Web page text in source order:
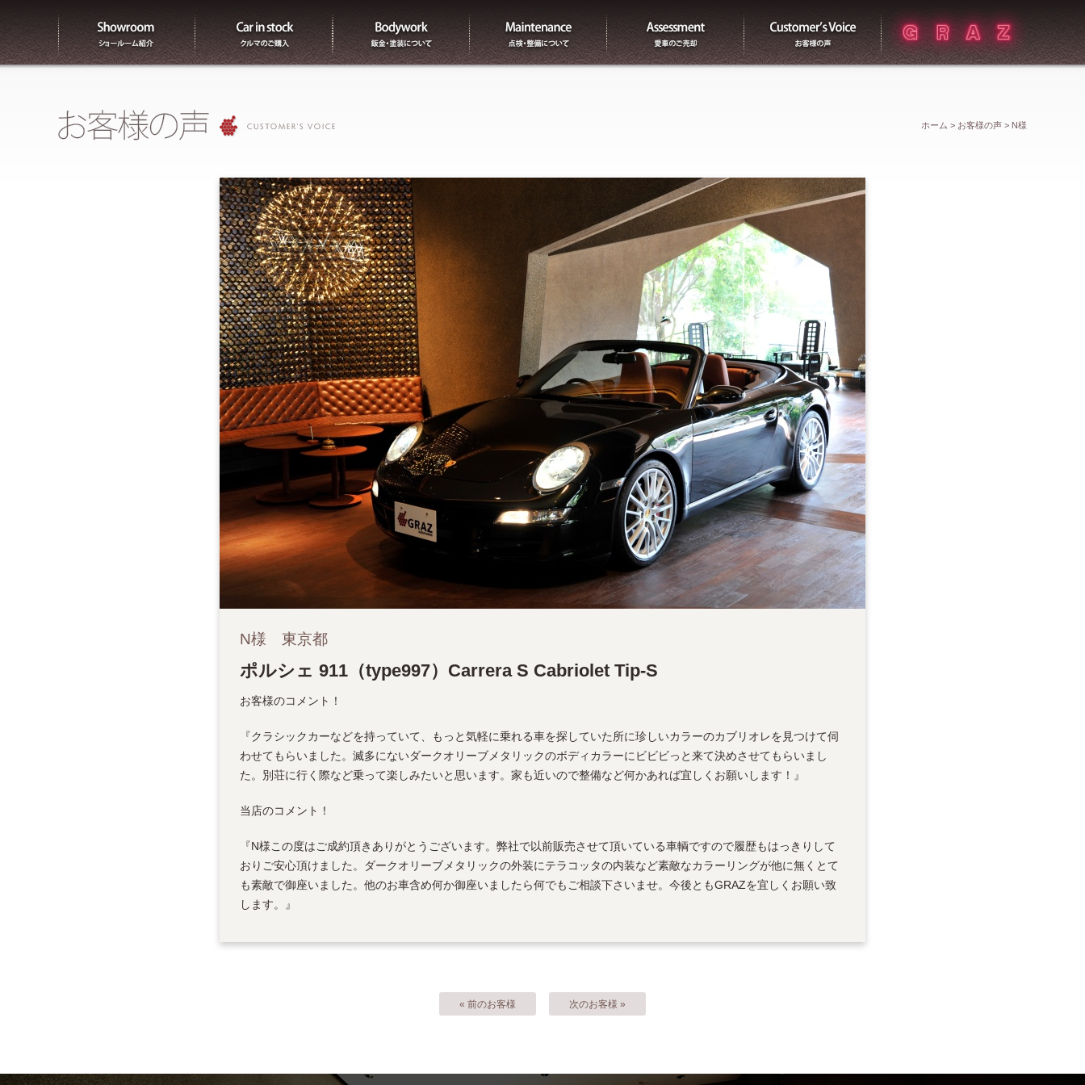
ショールーム紹介 販売 板金 整備 買取 お客様の声
ホーム > お客様の声 > N様
N様 東京都
ポルシェ 911（type997）Carrera S Cabriolet Tip-S
お客様のコメント！
『クラシックカーなどを持っていて、もっと気軽に乗れる車を探していた所に珍しいカラーのカブリオレを見つけて伺
わせてもらいました。滅多にないダークオリーブメタリックのボディカラーにビビビっと来て決めさせてもらいまし
た。別荘に行く際など乗って楽しみたいと思います。家も近いので整備など何かあれば宜しくお願いします！』
当店のコメント！
『N様この度はご成約頂きありがとうございます。弊社で以前販売させて頂いている車輌ですので履歴もはっきりして
おりご安心頂けました。ダークオリーブメタリックの外装にテラコッタの内装など素敵なカラーリングが他に無くとて
も素敵で御座いました。他のお車含め何か御座いましたら何でもご相談下さいませ。今後ともGRAZを宜しくお願い致
します。』
« 前のお客様 次のお客様 »